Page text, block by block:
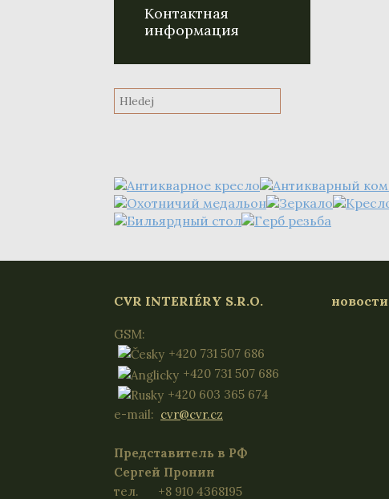
Контактная
информация
CVR INTERIÉRY S.R.O.
GSM:
+420 731 507 686
+420 731 507 686
+420 603 365 674
e-mail: cvr@cvr.cz
Представитель в РФ
Сергей Пронин
тел. +8 910 4368195
нoвости